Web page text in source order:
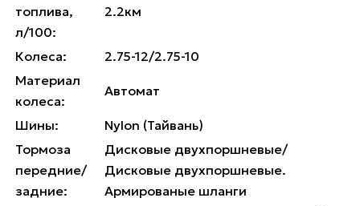
топлива,
л/100:
2.2км
Колеса:
2.75-12/2.75-10
Материал
колеса:
Автомат
Шины:
Nylon (Тайвань)
Тормоза
передние/
задние:
Дисковые двухпоршневые/
Дисковые двухпоршневые.
Армированые шланги